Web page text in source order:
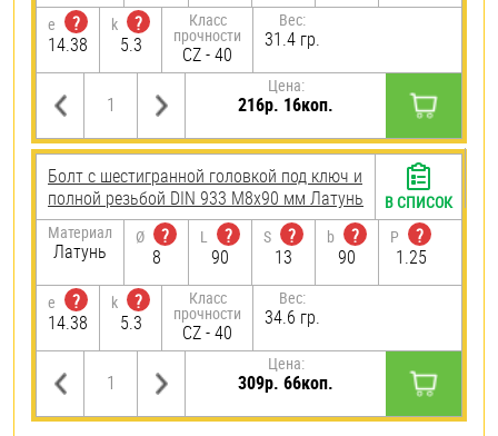
e
?
14.38
k
?
5.3
Класс
прочности
CZ - 40
Вес:
31.4 гр.
Цена:
216р. 16коп.
Болт с шестигранной головкой под ключ и
полной резьбой DIN 933 М8х90 мм Латунь
Материал
Латунь
Ø
?
8
L
?
90
S
?
13
b
?
90
P
?
1.25
e
?
14.38
k
?
5.3
Класс
прочности
CZ - 40
Вес:
34.6 гр.
Цена:
309р. 66коп.
В СПИСОК